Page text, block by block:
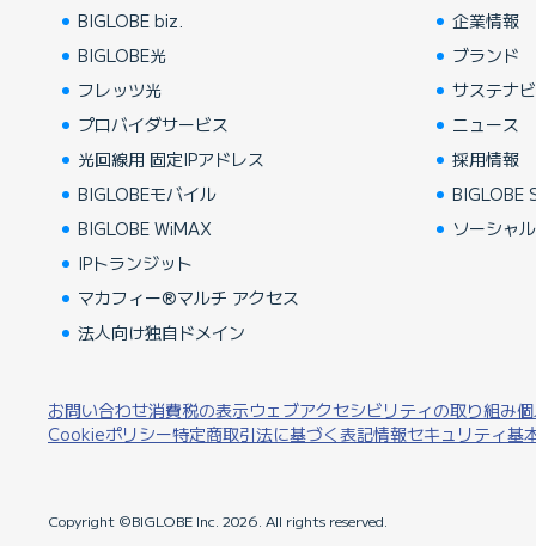
BIGLOBE biz.
BIGLOBE光
フレッツ光
プロバイダサービス
光回線用 固定IPアドレス
BIGLOBEモバイル
BIGLOBE WiMAX
IPトランジット
マカフィー®マルチ アクセス
法人向け独自ドメイン
企業情報
ブランド
サステナ
ニュース
採用情報
BIGLOBE
ソーシャ
お問い合わせ消費税の表示ウェブアクセシビリティの取り組み
Cookieポリシー特定商取引法に基づく表記情報セキュリティ基
Copyright ©BIGLOBE Inc. 2026. All rights reserved.